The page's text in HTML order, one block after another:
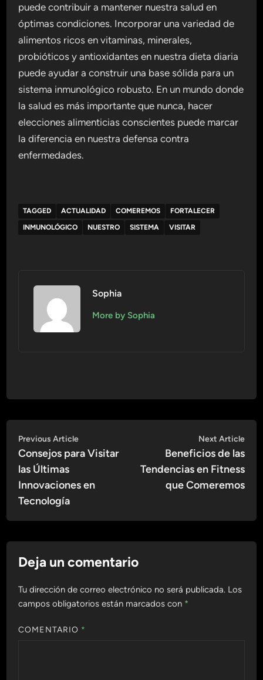
puede contribuir a mantener nuestra salud en
óptimas condiciones. Incorporar una variedad de
alimentos ricos en vitaminas, minerales,
probióticos y antioxidantes en nuestra dieta diaria
puede ayudar a construir una base sólida para un
sistema inmunológico robusto. En un mundo donde
la salud es más importante que nunca, hacer
elecciones alimenticias conscientes puede marcar
la diferencia en nuestra defensa contra
enfermedades.
TAGGED ACTUALIDAD COMEREMOS
FORTALECER
INMUNOLÓGICO
NUESTRO SISTEMA VISITAR
Sophia
More by Sophia
Navegación
de
entradas
Previous ArticlePrevious
article:
Consejos para Visitar
las Últimas
Innovaciones en
Tecnología
Next Article
Beneficios de las
Tendencias en Fitness
que Comeremos
Deja un comentario
Tu dirección de correo electrónico no será publicada. Los
campos obligatorios están marcados con *
COMENTARIO *